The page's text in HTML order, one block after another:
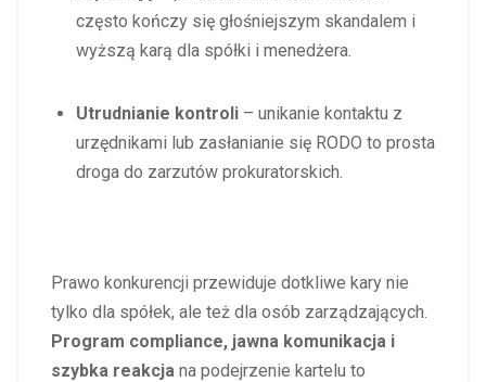
często kończy się głośniejszym skandalem i
wyższą karą dla spółki i menedżera.
Utrudnianie kontroli – unikanie kontaktu z
urzędnikami lub zasłanianie się RODO to prosta
droga do zarzutów prokuratorskich.
Prawo konkurencji przewiduje dotkliwe kary nie
tylko dla spółek, ale też dla osób zarządzających.
Program compliance, jawna komunikacja i
szybka reakcja na podejrzenie kartelu to